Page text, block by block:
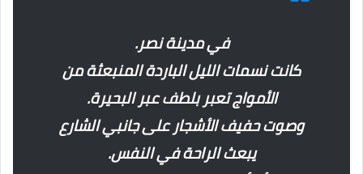
في مدينة نصر.
كانت نسمات الليل الباردة المنبعثة من
الأمواج تعبر بلطف عبر البحيرة.
وصوت حفيف الأشجار على جانبي الشارع
يبعث الراحة في النفس.